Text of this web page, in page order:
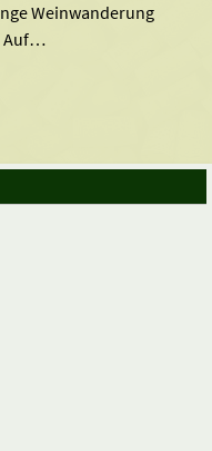
Weinwanderung
Auf…